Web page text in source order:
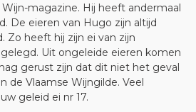
magazine. Hij heeft andermaal
De eieren van Hugo zijn altijd
Zo heeft hij zijn ei van zijn
Uit ongeleide eieren komen
gerust zijn dat dit niet het geval
de Vlaamse Wijngilde. Veel
geleid ei nr 17.